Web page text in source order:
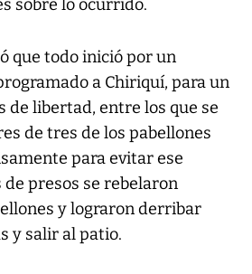
sobre lo ocurrido.
que todo inició por un
a Chiriquí, para un
de libertad, entre los que se
de tres de los pabellones
para evitar ese
presos se rebelaron
y lograron derribar
y salir al patio.